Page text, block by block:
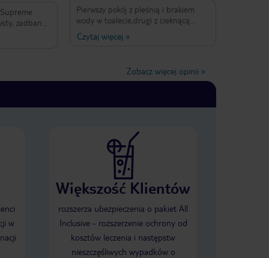
zadbany i
plaży
miły i
ponownie!
Pierwszy pokój z pleśnią i brakiem
wody w toalecie,drugi z cieknącą
klimatyzacją na głowę,słaby internet -
ciągle zrywał połączenie. mały
Czytaj więcej »
Zobacz więcej opinii »
w
Większość Klientów
rozszerza ubezpieczenia o pakiet All
Inclusive - rozszerzenie ochrony od
kosztów leczenia i następstw
nieszczęśliwych wypadków o